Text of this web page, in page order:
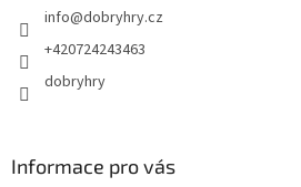
info@dobryhry.cz
+420724243463
dobryhry
Informace pro vás